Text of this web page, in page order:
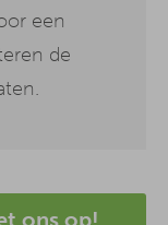
een
de
ons op!